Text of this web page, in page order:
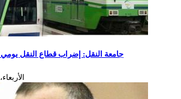
جامعة النقل: إضراب قطاع النقل يومي 25 و26 جانفي مازال قائما
الأربعاء، 28 ديسمبر، 2022 - 11:23